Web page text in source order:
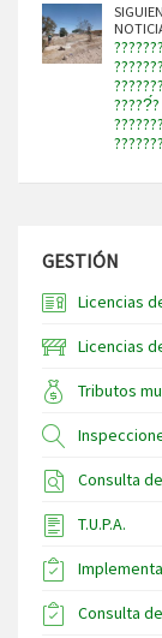
?????́?
GESTIÓN
Licencias
Licencias
Tributos
Consulta
T.U.P.A.
Consulta